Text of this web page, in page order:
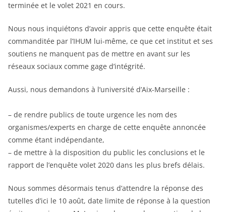
terminée et le volet 2021 en cours.
Nous nous inquiétons d’avoir appris que cette enquête était
commanditée par l’IHUM lui-même, ce que cet institut et ses
soutiens ne manquent pas de mettre en avant sur les
réseaux sociaux comme gage d’intégrité.
Aussi, nous demandons à l’université d’Aix-Marseille :
– de rendre publics de toute urgence les nom des
organismes/experts en charge de cette enquête annoncée
comme étant indépendante,
– de mettre à la disposition du public les conclusions et le
rapport de l’enquête volet 2020 dans les plus brefs délais.
Nous sommes désormais tenus d’attendre la réponse des
tutelles d’ici le 10 août, date limite de réponse à la question